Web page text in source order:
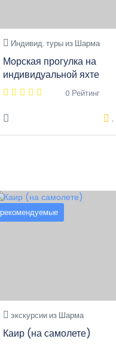
Индивид. туры из Шарма
Морская прогулка на
индивидуальной яхте
0 Рейтинг
.
рекомендуемые
экскурсии из Шарма
Каир (на самолете)